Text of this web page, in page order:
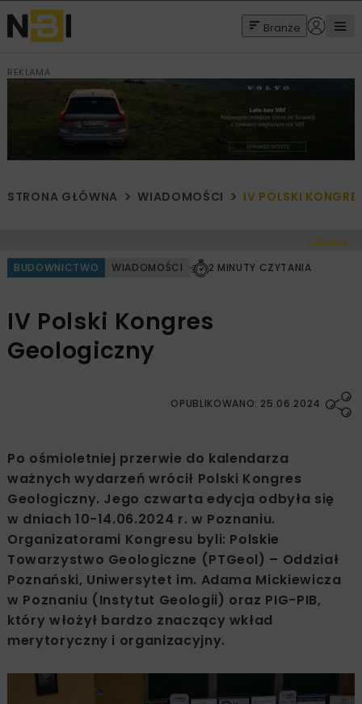
Branże
REKLAMA
STRONA GŁÓWNA WIADOMOŚCI IV POLSKI
< Cofnij
BUDOWNICTWO WIADOMOŚCI 2 MINUTY CZYTANIA
IV Polski Kongres
Geologiczny
OPUBLIKOWANO: 25.06.2024
Po ośmioletniej przerwie do kalendarza
ważnych wydarzeń wrócił Polski Kongres
Geologiczny. Jego czwarta edycja odbyła się
w dniach 10-14.06.2024 r. w Poznaniu.
Organizatorami Kongresu byli: Polskie
Towarzystwo Geologiczne (PTGeol) – Oddział
Poznański, Uniwersytet im. Adama Mickiewicza
w Poznaniu (Instytut Geologii) oraz PIG-PIB,
który włożył bardzo znaczący wkład
merytoryczny i organizacyjny.